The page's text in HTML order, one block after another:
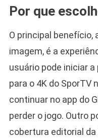
Por que
O principal benefício,
imagem, é a
usuário pode iniciar
para o 4K do SporTV
continuar no app do
perder o jogo. Outro
cobertura editorial da